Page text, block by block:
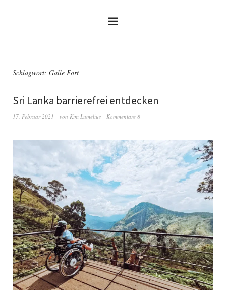
Schlagwort: Galle Fort
Sri Lanka barrierefrei entdecken
17. Februar 2021 von Kim Lumelius Kommentare 8